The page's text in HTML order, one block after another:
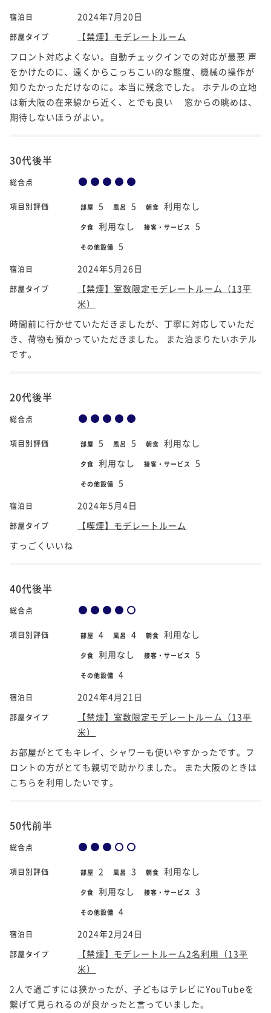
宿泊日 2024年7月20日
部屋タイプ
【禁煙】モデレートルーム
フロント対応よくない。自動チェックインでの対応が最悪 声
をかけたのに、遠くからこっちこい的な態度、機械の操作が
知りたかっただけなのに。本当に残念でした。 ホテルの立地
は新大阪の在来線から近く、とでも良い 窓からの眺めは、
期待しないほうがよい。
30代後半
総合点
項目別評価 部屋 5 風呂 5 朝食 利用なし
夕食 利用なし 接客・サービス 5
その他設備 5
宿泊日 2024年5月26日
部屋タイプ
【禁煙】室数限定モデレートルーム（13平
米）
時間前に行かせていただきましたが、丁寧に対応していただ
き、荷物も預かっていただきました。 また泊まりたいホテル
です。
20代後半
総合点
項目別評価 部屋 5 風呂 5 朝食 利用なし
夕食 利用なし 接客・サービス 5
その他設備 5
宿泊日 2024年5月4日
部屋タイプ
【喫煙】モデレートルーム
すっごくいいね
40代後半
総合点
項目別評価 部屋 4 風呂 4 朝食 利用なし
夕食 利用なし 接客・サービス 5
その他設備 4
宿泊日 2024年4月21日
部屋タイプ
【禁煙】室数限定モデレートルーム（13平
米）
お部屋がとてもキレイ、シャワーも使いやすかったです。フ
ロントの方がとても親切で助かりました。 また大阪のときは
こちらを利用したいです。
50代前半
総合点
項目別評価 部屋 2 風呂 3 朝食 利用なし
夕食 利用なし 接客・サービス 3
その他設備 4
宿泊日 2024年2月24日
部屋タイプ
【禁煙】モデレートルーム2名利用（13平
米）
2人で過ごすには狭かったが、子どもはテレビにYouTubeを
繋げて見られるのが良かったと言っていました。